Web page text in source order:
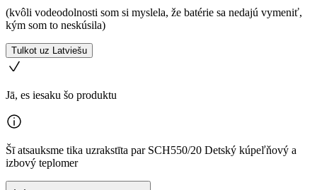
(kvôli vodeodolnosti som si myslela, že batérie sa nedajú vymeniť,
kým som to neskúsila)
Tulkot uz Latviešu
Jā, es iesaku šo produktu
Šī atsauksme tika uzrakstīta par SCH550/20 Detský kúpeľňový a
izbový teplomer